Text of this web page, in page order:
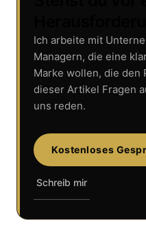
Ich arbeite mit
Managern, die eine
Marke wollen, die den
dieser Artikel Fragen
uns reden.
Kostenloses
Schreib mir